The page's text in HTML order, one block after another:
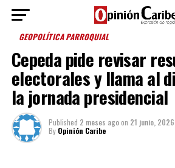
GEOPOLÍTICA PARROQUIAL
Cepeda pide revisar
electorales y llama al
la jornada presidencial
Published 2 meses agoon 21 junio, 2026
By Opinión Caribe